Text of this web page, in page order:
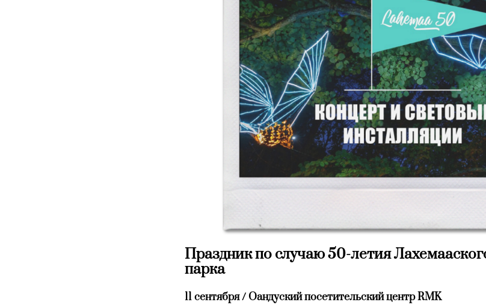
Праздник по случаю 50-летия
парка
11 сентября / Оандуский посетительский центр RMK